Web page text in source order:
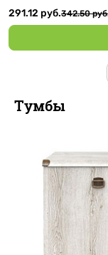
291.12 руб.342.50
Тумбы